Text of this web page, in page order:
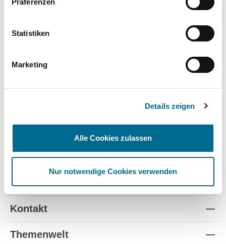
Präferenzen
Statistiken
Marketing
Details zeigen
Alle Cookies zulassen
Nur notwendige Cookies verwenden
Schnelle Verfügbarkeit
Flexible Laufzeiten ✔ - -
- -
Standorte
Kontakt
Themenwelt